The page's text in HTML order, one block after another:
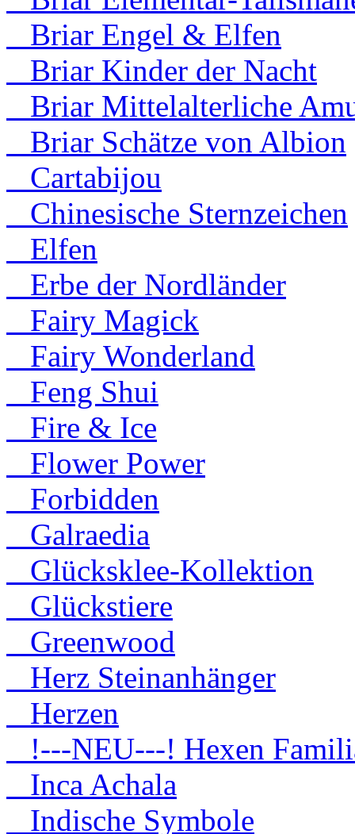
Briar Engel & Elfen
Briar Kinder der Nacht
Briar Mittelalterliche
Briar Schätze von Albion
Cartabijou
Chinesische Sternzeichen
Elfen
Erbe der Nordländer
Fairy Magick
Fairy Wonderland
Feng Shui
Fire & Ice
Flower Power
Forbidden
Galraedia
Glücksklee-Kollektion
Glückstiere
Greenwood
Herz Steinanhänger
Herzen
!---NEU---! Hexen
Inca Achala
Indische Symbole